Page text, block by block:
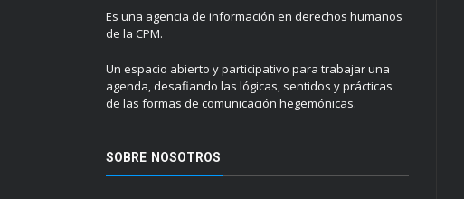
Es una agencia de información en derechos humanos
de la CPM.
Un espacio abierto y participativo para trabajar una
agenda, desafiando las lógicas, sentidos y prácticas
de las formas de comunicación hegemónicas.
SOBRE NOSOTROS